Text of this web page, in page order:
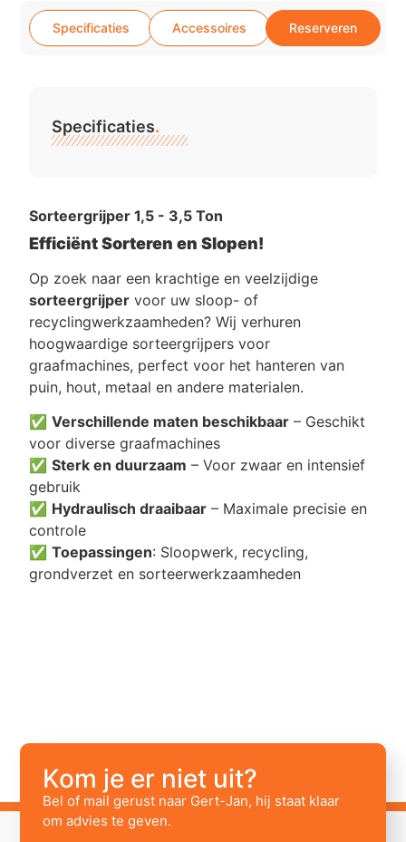
Specificaties Accessoires Reserveren
Sorteergrijper 1,5 - 3,5 Ton
Efficiënt Sorteren en Slopen!
Op zoek naar een krachtige en veelzijdige
sorteergrijper voor uw sloop- of
recyclingwerkzaamheden? Wij verhuren
hoogwaardige sorteergrijpers voor
graafmachines, perfect voor het hanteren van
puin, hout, metaal en andere materialen.
✅Verschillende maten beschikbaar – Geschikt
voor diverse graafmachines
✅Sterk en duurzaam – Voor zwaar en intensief
gebruik
✅ Hydraulisch draaibaar – Maximale precisie en
controle
✅Toepassingen: Sloopwerk, recycling,
grondverzet en sorteerwerkzaamheden
Specificaties.
Kom je er niet uit?
Bel of mail gerust naar Gert-Jan, hij staat klaar
om advies te geven.